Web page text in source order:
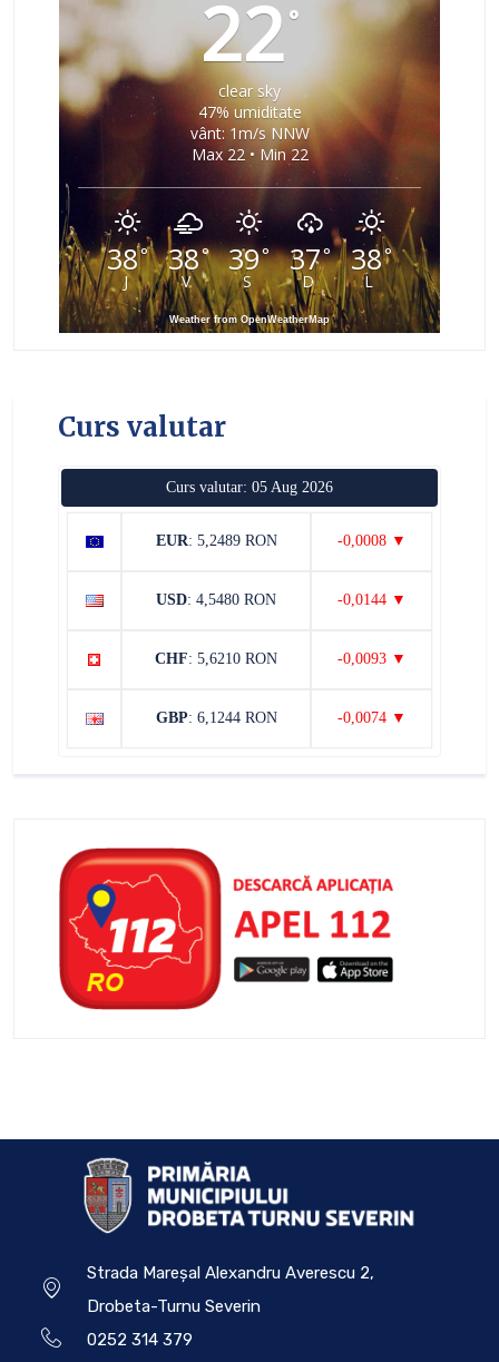
22°
clear sky
47% umiditate
vânt: 1m/s NNW
Max 22 • Min 22
38°
J
38°
V
39°
S
37°
D
38°
L
Weather from OpenWeatherMap
Curs valutar
Curs valutar: 05 Aug 2026
EUR: 5,2489 RON -0,0008 ▼
USD: 4,5480 RON -0,0144 ▼
CHF: 5,6210 RON -0,0093 ▼
GBP: 6,1244 RON -0,0074 ▼
Strada Mareșal Alexandru Averescu 2,
Drobeta-Turnu Severin
0252 314 379